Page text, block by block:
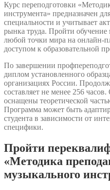
Курс переподготовки
инструмента» предназначен
специальности и учитывает
рынка труда. Пройти
любой точки мира на онлайн-
доступом к образовательной
По завершении
диплом установленного
организациях России.
составляет не менее 256
оснащены теоретической
Программа может быть
студента в зависимости от
специфики.
Пройти
«Методика
музыкального